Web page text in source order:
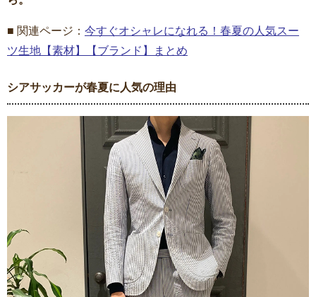
■ 関連ページ： 今すぐオシャレになれる！春夏の人気スー
ツ生地【素材】【ブランド】まとめ
シアサッカーが春夏に人気の理由